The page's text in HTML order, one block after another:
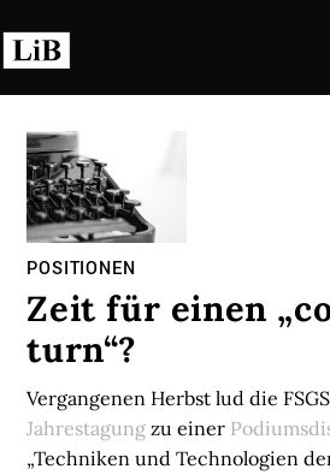
Inhalt
springen
POSITIONEN
Zeit für einen
turn“?
Vergangenen Herbst lud die
Jahrestagung zu einer
„Techniken und Technologien